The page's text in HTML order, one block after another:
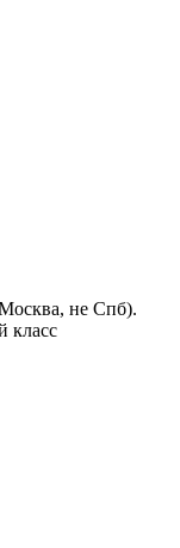
не Спб).
класс